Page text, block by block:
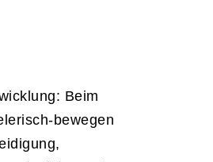
Beim
bewegen